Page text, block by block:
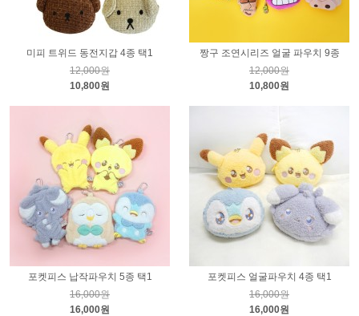
미피 트위드 동전지갑 4종 택1
12,000원
10,800원
짱구 조연시리즈 얼굴 파우치 9종
12,000원
10,800원
포켓피스 납작파우치 5종 택1
16,000원
16,000원
포켓피스 얼굴파우치 4종 택1
16,000원
16,000원